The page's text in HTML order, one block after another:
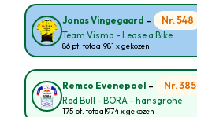
Jonas Vingegaard - Nr. 548
Team Visma - Lease a Bike
86 pt. totaal981 x gekozen
Remco Evenepoel - Nr. 385
Red Bull - BORA - hansgrohe
175 pt. totaal974 x gekozen